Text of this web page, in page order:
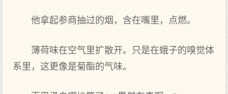
他拿起参商抽过的烟，含在嘴里，点燃。
薄荷味在空气里扩散开。只是在蛾子的嗅觉体
系里，这更像是菊酯的气味。